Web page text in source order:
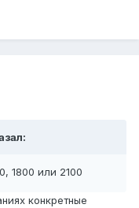
1800 или 2100
конкретные